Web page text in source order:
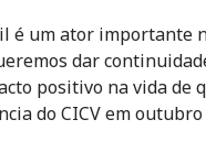
é um ator importante
dar
positivo na vida de
do CICV em outubro